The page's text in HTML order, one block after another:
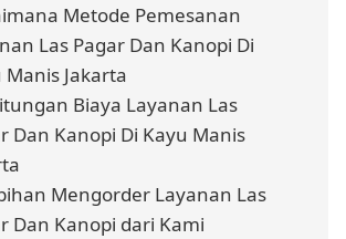
Metode Pemesanan
Las Pagar Dan Kanopi Di
Manis Jakarta
Biaya Layanan Las
Dan Kanopi Di Kayu Manis
Mengorder Layanan Las
Dan Kanopi dari Kami